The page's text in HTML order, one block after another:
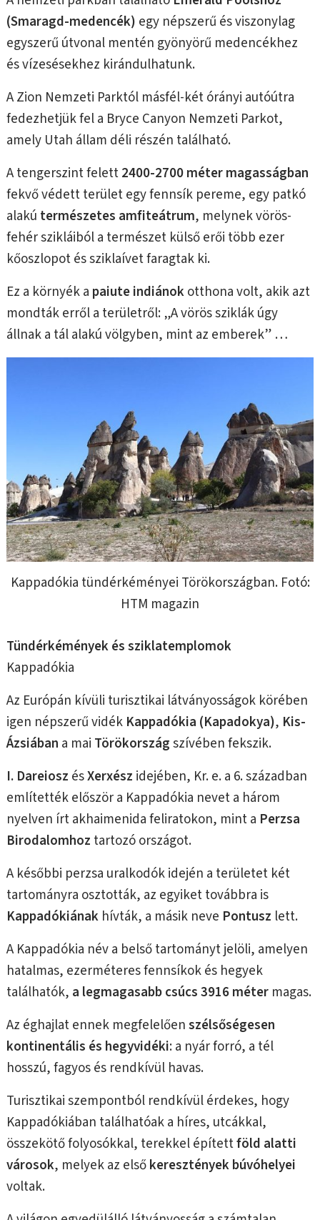
(Smaragd-medencék) egy népszerű és viszonylag
egyszerű útvonal mentén gyönyörű medencékhez
és vízesésekhez kirándulhatunk.
A Zion Nemzeti Parktól másfél-két órányi autóútra
fedezhetjük fel a Bryce Canyon Nemzeti Parkot,
amely Utah állam déli részén található.
A tengerszint felett2400-2700 méter magasságban
fekvő védett terület egy fennsík pereme, egy patkó
alakú természetes amfiteátrum, melynek vörös-
fehér szikláiból a természet külső erői több ezer
kőoszlopot és sziklaívet faragtak ki.
Ez a környék a paiute indiánokotthona volt, akik azt
mondták erről a területről: „A vörös sziklák úgy
állnak a tál alakú völgyben, mint az emberek” …
Kappadókia tündérkéményei Törökországban. Fotó:
HTM magazin
Tündérkémények és sziklatemplomok
Kappadókia
Az Európán kívüli turisztikai látványosságok körében
igen népszerű vidék Kappadókia (Kapadokya), Kis-
Ázsiában a mai Törökországszívében fekszik.
I. Dareiosz ésXerxész idejében, Kr. e. a 6. században
említették először a Kappadókia nevet a három
nyelven írt akhaimenida feliratokon, mint a Perzsa
Birodalomhoz tartozó országot.
A későbbi perzsa uralkodók idején a területet két
tartományra osztották, az egyiket továbbra is
Kappadókiának hívták, a másik neve Pontusz lett.
A Kappadókia név a belső tartományt jelöli, amelyen
hatalmas, ezerméteres fennsíkok és hegyek
találhatók, a legmagasabb csúcs 3916 méter magas.
Az éghajlat ennek megfelelőenszélsőségesen
kontinentális és hegyvidéki: a nyár forró, a tél
hosszú, fagyos és rendkívül havas.
Turisztikai szempontból rendkívül érdekes, hogy
Kappadókiában találhatóak a híres, utcákkal,
összekötő folyosókkal, terekkel építettföld alatti
városok, melyek az elsőkeresztények búvóhelyei
voltak.